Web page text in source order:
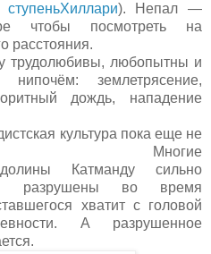
ступеньХиллари). Непал —
чтобы посмотреть на
расстояния.
трудолюбивы, любопытны и
землетрясение,
дождь, нападение
культура пока еще не
Многие
долины Катманду сильно
разрушены во время
хватит с головой
А разрушенное